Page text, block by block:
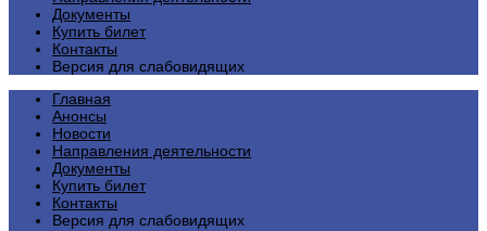
Документы
Купить билет
Контакты
Версия для слабовидящих
Главная
Анонсы
Новости
Направления деятельности
Документы
Купить билет
Контакты
Версия для слабовидящих